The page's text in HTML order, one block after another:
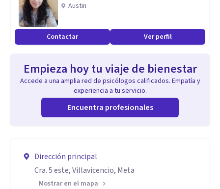
Austin
Contactar Ver perfil
Empieza hoy tu viaje de bienestar
Accede a una amplia red de psicólogos calificados. Empatía y
experiencia a tu servicio.
Encuentra profesionales
Dirección principal
Cra. 5 este, Villavicencio, Meta
Mostrar en el mapa